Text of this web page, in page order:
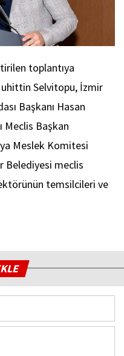
toplantıya
Selvitopu, İzmir
Başkanı Hasan
Meclis Başkan
Meslek Komitesi
Belediyesi meclis
temsilcileri ve